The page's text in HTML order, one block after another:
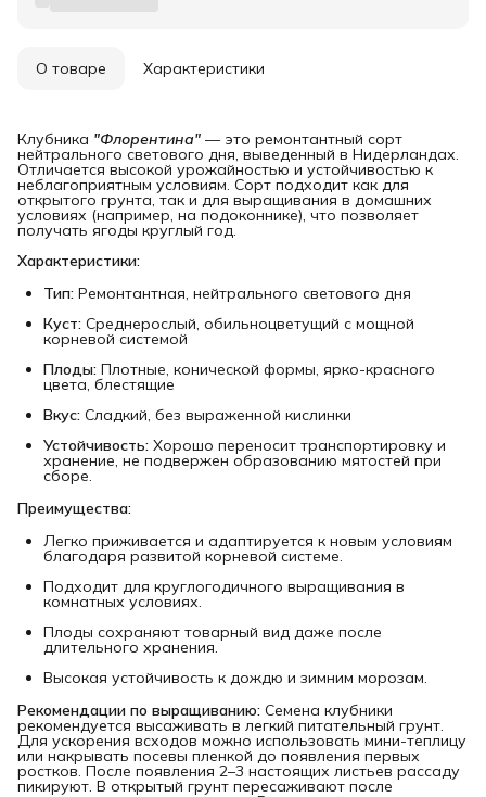
О товаре Характеристики
Клубника "Флорентина" — это ремонтантный сорт
нейтрального светового дня, выведенный в Нидерландах.
Отличается высокой урожайностью и устойчивостью к
неблагоприятным условиям. Сорт подходит как для
открытого грунта, так и для выращивания в домашних
условиях (например, на подоконнике), что позволяет
получать ягоды круглый год.
Характеристики:
Тип: Ремонтантная, нейтрального светового дня
Куст: Среднерослый, обильноцветущий с мощной
корневой системой
Плоды: Плотные, конической формы, ярко-красного
цвета, блестящие
Вкус: Сладкий, без выраженной кислинки
Устойчивость: Хорошо переносит транспортировку и
хранение, не подвержен образованию мятостей при
сборе.
Преимущества:
Легко приживается и адаптируется к новым условиям
благодаря развитой корневой системе.
Подходит для круглогодичного выращивания в
комнатных условиях.
Плоды сохраняют товарный вид даже после
длительного хранения.
Высокая устойчивость к дождю и зимним морозам.
Рекомендации по выращиванию: Семена клубники
рекомендуется высаживать в легкий питательный грунт.
Для ускорения всходов можно использовать мини-теплицу
или накрывать посевы пленкой до появления первых
ростков. После появления 2–3 настоящих листьев рассаду
пикируют. В открытый грунт пересаживают после